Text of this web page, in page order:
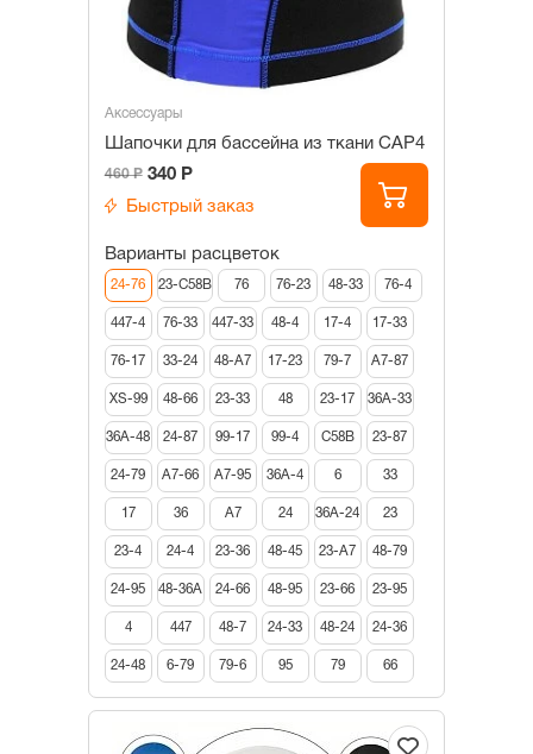
Аксессуары
Шапочки для бассейна из ткани САР4
460 Р 340 Р
Быстрый заказ
Варианты расцветок
24-76 23-С58В 76 76-23 48-33 76-4
447-4 76-33 447-33 48-4 17-4 17-33
76-17 33-24 48-А7 17-23 79-7 А7-87
XS-99 48-66 23-33 48 23-17 36А-33
36А-48 24-87 99-17 99-4 С58В 23-87
24-79 А7-66 А7-95 36А-4 6 33
17 36 А7 24 36А-24 23
23-4 24-4 23-36 48-45 23-А7 48-79
24-95 48-36А 24-66 48-95 23-66 23-95
4 447 48-7 24-33 48-24 24-36
24-48 6-79 79-6 95 79 66